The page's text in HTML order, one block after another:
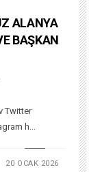
ALANYA
BAŞKAN
Twitter
h...
20 OCAK 2026